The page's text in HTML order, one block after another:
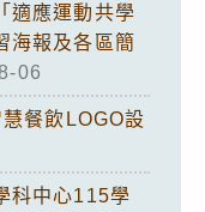
適應運動共學
海報及各區簡
06
餐飲LOGO設
科中心115學